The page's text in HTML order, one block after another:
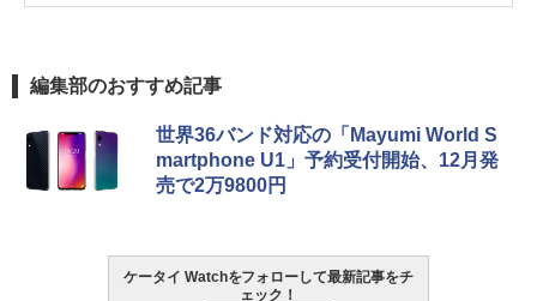
編集部のおすすめ記事
世界36バンド対応の「Mayumi World S
martphone U1」予約受付開始、12月発
売で2万9800円
ケータイ Watchをフォローして最新記事をチ
ェック！